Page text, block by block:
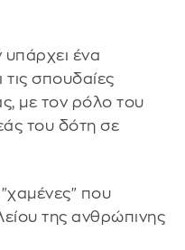
ένα
σπουδαίες
με τον ρόλο του
του δότη σε
που
της ανθρώπινης